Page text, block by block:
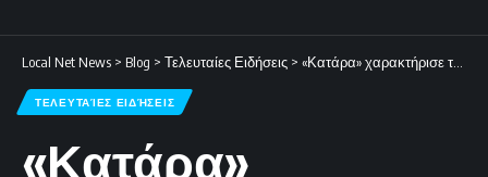
Local Net News > Blog > Τελευταίες Ειδήσεις > «Κατάρα» χαρακτήρισε το Ισραήλ ο Υπουργός Άμυνας του Πακιστάν
ΤΕΛΕΥΤΑΊΕΣ ΕΙΔΉΣΕΙΣ
«Κατάρα»